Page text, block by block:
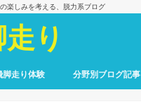
楽しみを考える、脱力系ブログ
り
脚走り体験 分野別ブログ記事